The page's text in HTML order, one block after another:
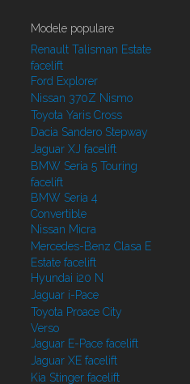
Modele populare
Renault Talisman Estate
facelift
Ford Explorer
Nissan 370Z Nismo
Toyota Yaris Cross
Dacia Sandero Stepway
Jaguar XJ facelift
BMW Seria 5 Touring
facelift
BMW Seria 4
Convertible
Nissan Micra
Mercedes-Benz Clasa E
Estate facelift
Hyundai i20 N
Jaguar i-Pace
Toyota Proace City
Verso
Jaguar E-Pace facelift
Jaguar XE facelift
Kia Stinger facelift